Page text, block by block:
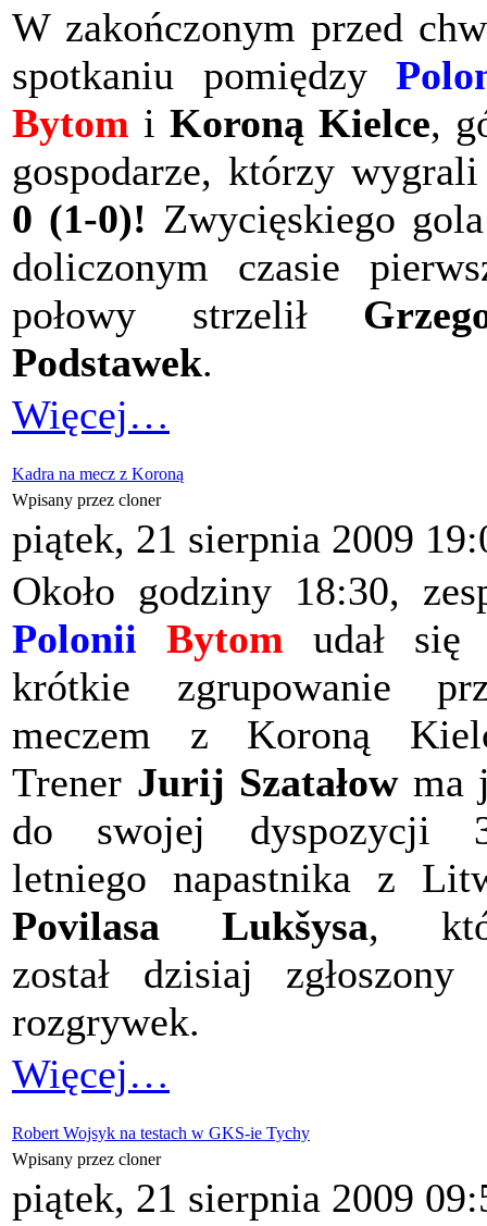
W zakończonym przed
spotkaniu pomiędzy
Bytom i Koroną Kielce,
gospodarze, którzy
0 (1-0)! Zwycięskiego
doliczonym czasie
połowy strzelił
Podstawek.
Więcej…
Kadra na mecz z Koroną
Wpisany przez cloner
piątek, 21 sierpnia 2009
Około godziny 18:30,
Polonii
Bytom udał się
krótkie zgrupowanie
meczem z Koroną
Trener Jurij Szatałowma
do swojej dyspozycji
letniego napastnika z
Povilasa Lukšysa,
został dzisiaj zgłoszony
rozgrywek.
Więcej…
Robert Wojsyk na testach w GKS-ie Tychy
Wpisany przez cloner
piątek, 21 sierpnia 2009